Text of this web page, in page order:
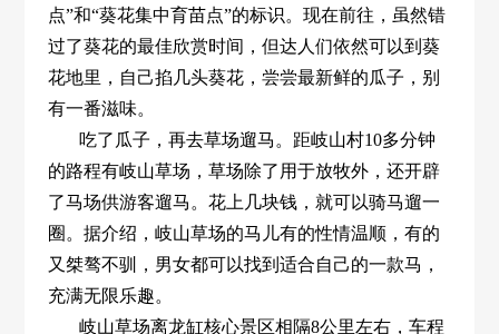
点”和“葵花集中育苗点”的标识。现在前往，虽然错
过了葵花的最佳欣赏时间，但达人们依然可以到葵
花地里，自己掐几头葵花，尝尝最新鲜的瓜子，别
有一番滋味。
吃了瓜子，再去草场遛马。距岐山村10多分钟
的路程有岐山草场，草场除了用于放牧外，还开辟
了马场供游客遛马。花上几块钱，就可以骑马遛一
圈。据介绍，岐山草场的马儿有的性情温顺，有的
又桀骜不驯，男女都可以找到适合自己的一款马，
充满无限乐趣。
岐山草场离龙缸核心景区相隔8公里左右，车程